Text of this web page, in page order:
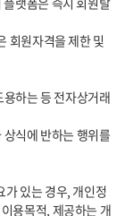
용목적, 제공하는 개